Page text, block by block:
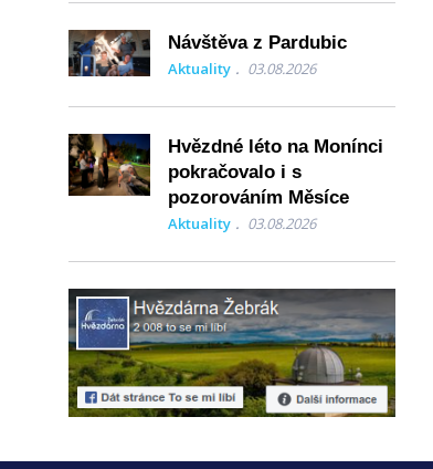
Návštěva z Pardubic
Aktuality 03.08.2026
Hvězdné léto na Monínci
pokračovalo i s
pozorováním Měsíce
Aktuality 03.08.2026